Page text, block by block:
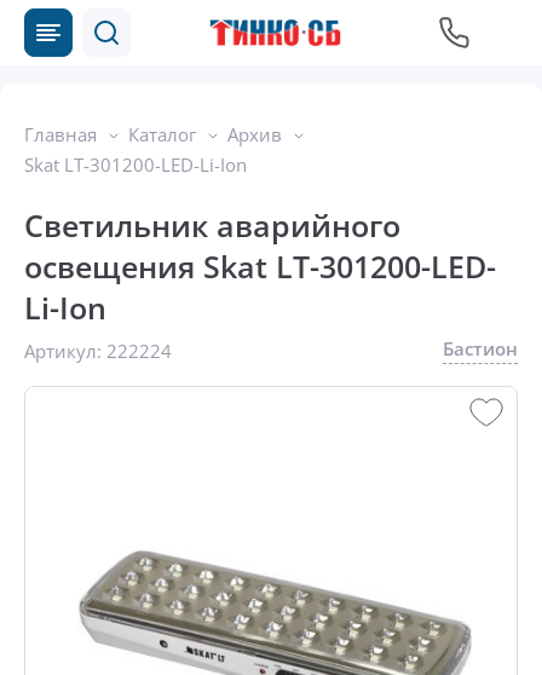
Главная Каталог
Архив
Skat LT-301200-LED-Li-Ion
Светильник аварийного
освещения Skat LT-301200-LED-
Li-Ion
Артикул: 222224 Бастион